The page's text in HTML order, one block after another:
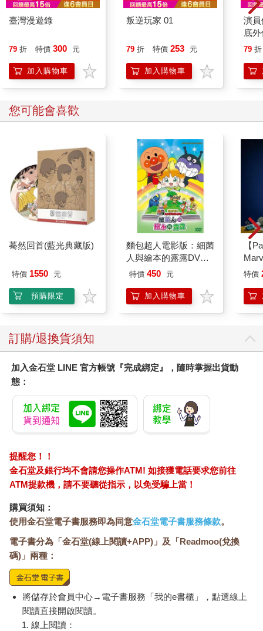
臺灣漫遊錄
79 折 特價 300 元
加入購物車
叛逆玩家 01
79 折 特價 253 元
加入購物車
演
底
79 折
您可能會喜歡
驀然回首(藍光典藏版)
特價 1550 元
預購限定
麵包超人電影版：細菌
人與繪本的露露DVD-
平裝版
特價 450 元
加入購物車
【
燈
特價
訂購/退換貨須知
加入金石堂 LINE 官方帳號『完成綁定』，隨時掌握出貨動
態：
提醒您！！
金石堂及銀行均不會請您操作ATM! 如接獲電話要求您前往
ATM提款機，請不要聽從指示，以免受騙上當！
購買須知：
使用金石堂電子書服務即為同意金石堂電子書服務條款。
電子書分為「金石堂(線上閱讀+APP)」及「Readmoo(兌換
碼)」兩種：
將儲存於會員中心→電子書服務「我的e書櫃」，點選線上
閱讀直接開啟閱讀。
線上閱讀：